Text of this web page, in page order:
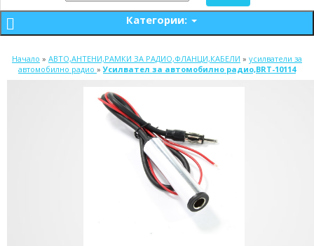
Категории:
Начало » АВТО,АНТЕНИ,РАМКИ ЗА РАДИО,ФЛАНЦИ,КАБЕЛИ » усилватели за
автомобилно радио »Усилвател за автомобилно радио,BRT-10114